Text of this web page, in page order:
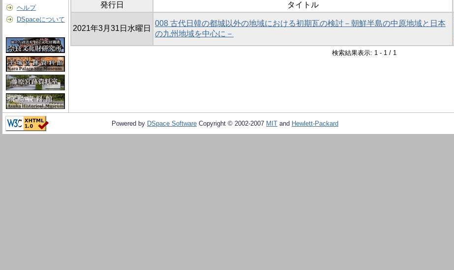
ヘルプ
DSpaceについて
発行日 タイトル
2021年3月31日水曜日
008 古代日韓の都城以外の地域における初期瓦の検討－朝鮮半島の中原地域と日本
の九州地域を中心に－
検索結果表示: 1 - 1 / 1
Powered by DSpace Software Copyright © 2002-2007 MIT and Hewlett-Packard